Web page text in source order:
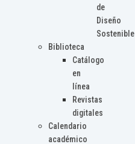
de
Diseño
Sostenible
Biblioteca
Catálogo
en
línea
Revistas
digitales
Calendario
académico